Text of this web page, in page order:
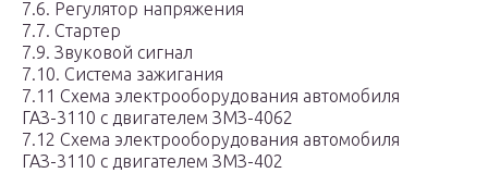
7.6. Регулятор напряжения
7.7. Стартер
7.9. Звуковой сигнал
7.10. Система зажигания
7.11 Схема электрооборудования автомобиля
ГАЗ-3110 с двигателем ЗМЗ-4062
7.12 Схема электрооборудования автомобиля
ГАЗ-3110 с двигателем ЗМЗ-402